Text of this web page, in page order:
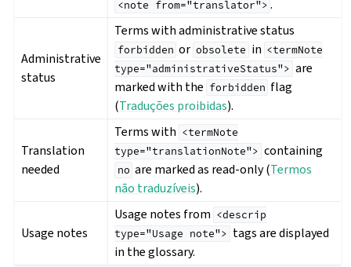
<note from="translator"> .
Administrative
status
Terms with administrative status
forbidden or obsolete in <termNote
type="administrativeStatus"> are
marked with the forbidden flag
(Traduções proibidas).
Translation
needed
Terms with <termNote
type="translationNote"> containing
no are marked as read-only (Termos
não traduzíveis).
Usage notes
Usage notes from <descrip
type="Usage note"> tags are displayed
in the glossary.